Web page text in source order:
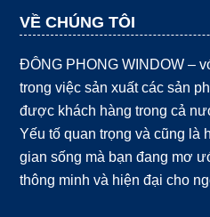
VỀ CHÚNG TÔI
ĐÔNG PHONG WINDOW –
trong việc sản xuất các sản
được khách hàng trong cả
Yếu tố quan trọng và cũng là
gian sống mà bạn đang mơ
thông minh và hiện đại cho